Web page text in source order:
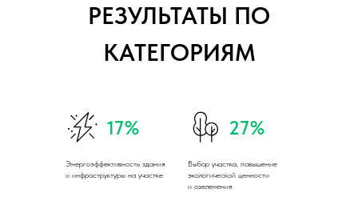
РЕЗУЛЬТАТЫ ПО
КАТЕГОРИЯМ
Энергоэффективность здания
и инфраструктуры на участке
17% 27%
Выбор участка, повышение
экологической ценности
и озеленения